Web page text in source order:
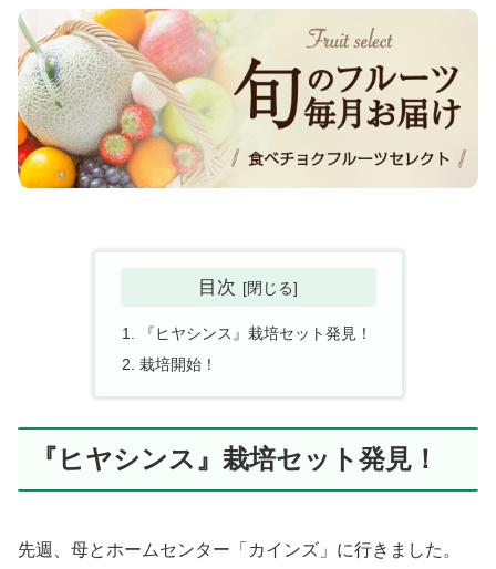
目次
『ヒヤシンス』栽培セット発見！
栽培開始！
『ヒヤシンス』栽培セット発見！
先週、母とホームセンター「カインズ」に行きました。